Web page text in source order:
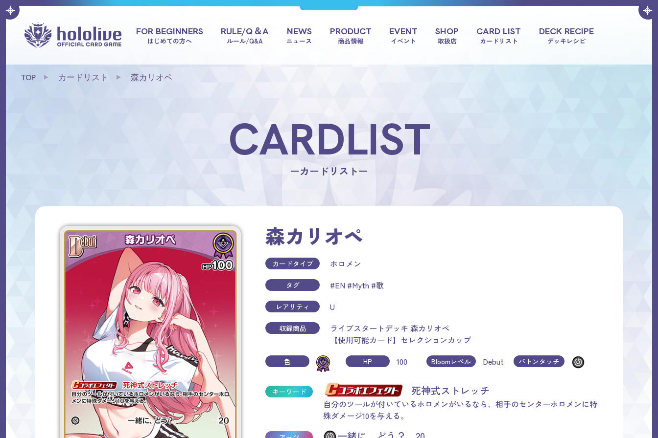
FOR BEGINNERS
はじめての方へ
RULE/Q＆A
ルール/Q&A
NEWS
ニュース
PRODUCT
商品情報
EVENT
イベント
SHOP
取扱店
CARD LIST
カードリスト
DECK RECIPE
デッキレシピ
TOP カードリスト 森カリオペ
CARDLIST
ーカードリストー
森カリオペ
カードタイプ ホロメン
タグ #EN #Myth #歌
レアリティ U
収録商品
ライブスタートデッキ 森カリオペ
【使用可能カード】セレクションカップ
色 HP 100 Bloomレベル Debut バトンタッチ
キーワード 死神式ストレッチ
自分のツールが付いているホロメンがいるなら、相手のセンターホロメンに特
殊ダメージ10を与える。